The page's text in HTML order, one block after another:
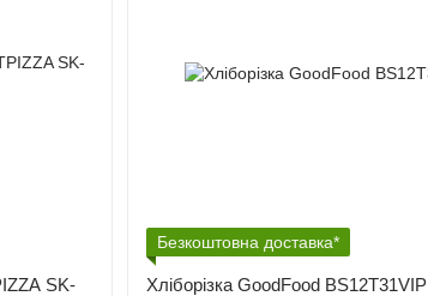
SK-
Безкоштовна доставка*
Хліборізка GoodFood BS12T31VIP